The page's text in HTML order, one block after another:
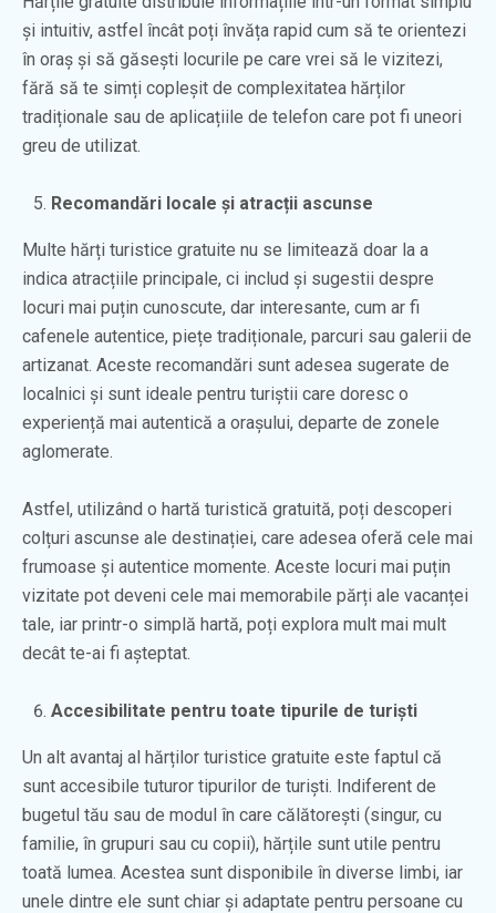
și intuitiv, astfel încât poți învăța rapid cum să te orientezi
în oraș și să găsești locurile pe care vrei să le vizitezi,
fără să te simți copleșit de complexitatea hărților
tradiționale sau de aplicațiile de telefon care pot fi uneori
greu de utilizat.
Recomandări locale și atracții ascunse
Multe hărți turistice gratuite nu se limitează doar la a
indica atracțiile principale, ci includ și sugestii despre
locuri mai puțin cunoscute, dar interesante, cum ar fi
cafenele autentice, piețe tradiționale, parcuri sau galerii de
artizanat. Aceste recomandări sunt adesea sugerate de
localnici și sunt ideale pentru turiștii care doresc o
experiență mai autentică a orașului, departe de zonele
aglomerate.
Astfel, utilizând o hartă turistică gratuită, poți descoperi
colțuri ascunse ale destinației, care adesea oferă cele mai
frumoase și autentice momente. Aceste locuri mai puțin
vizitate pot deveni cele mai memorabile părți ale vacanței
tale, iar printr-o simplă hartă, poți explora mult mai mult
decât te-ai fi așteptat.
Accesibilitate pentru toate tipurile de turiști
Un alt avantaj al hărților turistice gratuite este faptul că
sunt accesibile tuturor tipurilor de turiști. Indiferent de
bugetul tău sau de modul în care călătorești (singur, cu
familie, în grupuri sau cu copii), hărțile sunt utile pentru
toată lumea. Acestea sunt disponibile în diverse limbi, iar
unele dintre ele sunt chiar și adaptate pentru persoane cu